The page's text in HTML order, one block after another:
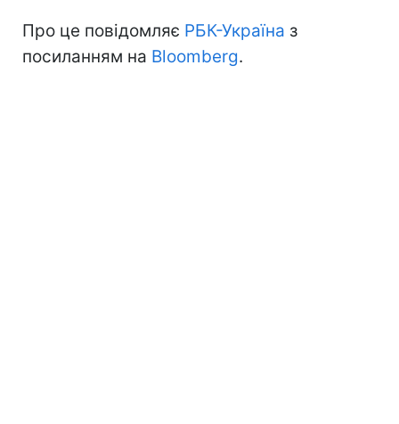
Про це повідомляє РБК-Україна з
посиланням на Bloomberg.